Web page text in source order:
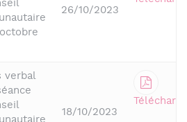
26/10/2023
verbal
18/10/2023